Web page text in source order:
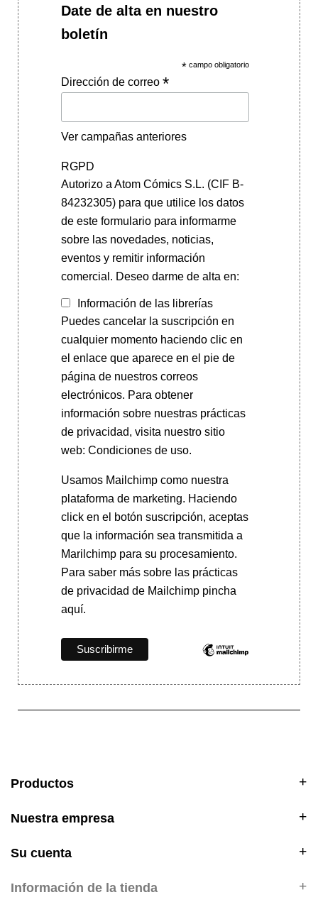
Date de alta en nuestro
boletín
* campo obligatorio
Dirección de correo *
Ver campañas anteriores
RGPD
Autorizo a Atom Cómics S.L. (CIF B-
84232305) para que utilice los datos
de este formulario para informarme
sobre las novedades, noticias,
eventos y remitir información
comercial. Deseo darme de alta en:
Información de las librerías
Puedes cancelar la suscripción en
cualquier momento haciendo clic en
el enlace que aparece en el pie de
página de nuestros correos
electrónicos. Para obtener
información sobre nuestras prácticas
de privacidad, visita nuestro sitio
web: Condiciones de uso.
Usamos Mailchimp como nuestra
plataforma de marketing. Haciendo
click en el botón suscripción, aceptas
que la información sea transmitida a
Marilchimp para su procesamiento.
Para saber mássobre las prácticas
de privacidad de Mailchimp pincha
aquí.
Productos
Nuestra empresa
Su cuenta
Información de la tienda